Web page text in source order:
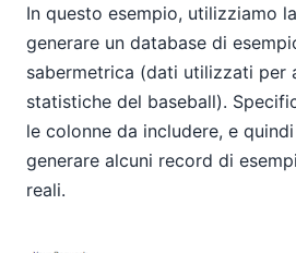
In questo esempio, utilizziamo
generare un database di
sabermetrica (dati utilizzati per
statistiche del baseball).
le colonne da includere, e
generare alcuni record di
reali.